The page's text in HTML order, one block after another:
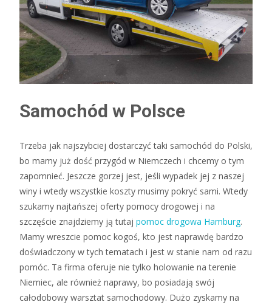
Samochód w Polsce
Trzeba jak najszybciej dostarczyć taki samochód do Polski,
bo mamy już dość przygód w Niemczech i chcemy o tym
zapomnieć. Jeszcze gorzej jest, jeśli wypadek jej z naszej
winy i wtedy wszystkie koszty musimy pokryć sami. Wtedy
szukamy najtańszej oferty pomocy drogowej i na
szczęście znajdziemy ją tutaj pomoc drogowa Hamburg.
Mamy wreszcie pomoc kogoś, kto jest naprawdę bardzo
doświadczony w tych tematach i jest w stanie nam od razu
pomóc. Ta firma oferuje nie tylko holowanie na terenie
Niemiec, ale również naprawy, bo posiadają swój
całodobowy warsztat samochodowy. Dużo zyskamy na